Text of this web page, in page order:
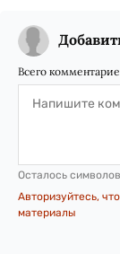
Всего
Осталось
Авторизуйтесь,
материалы